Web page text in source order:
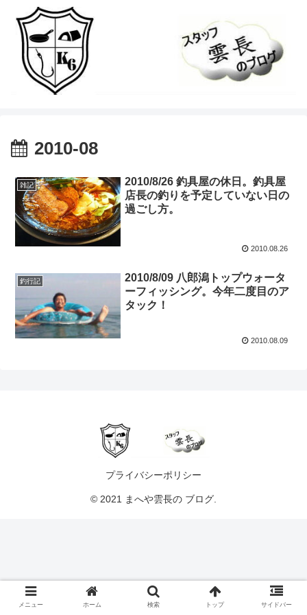
2010-08
雑記
2010/8/26 釣具屋の休日。釣具屋
店長の釣りを予定していない日の
過ごし方。
2010.08.26
釣行記
2010/8/09 八郎潟トップウォータ
ーフィッシング。今年二度目のア
タック！
2010.08.09
プライバシーポリシー
© 2021 まへや雲長の ブログ.
メニュー ホーム 検索 トップ サイドバー